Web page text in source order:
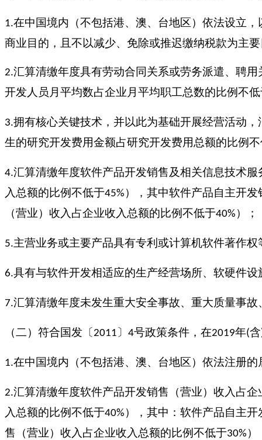
1.在中国境内（不包括港、澳、台地区）依法设立
商业目的，且不以减少、免除或推迟缴纳税款为主
2.汇算清缴年度具有劳动合同关系或劳务派遣、聘
开发人员月平均数占企业月平均职工总数的比例不
3.拥有核心关键技术，并以此为基础开展经营活动
生的研究开发费用金额占研究开发费用总额的比例
4.汇算清缴年度软件产品开发销售及相关信息技术
入总额的比例不低于45% ），其中软件产品自主开
（营业）收入占企业收入总额的比例不低于40% ）；
5.主营业务或主要产品具有专利或计算机软件著作
6.具有与软件开发相适应的生产经营场所、软硬件
7.汇算清缴年度未发生重大安全事故、重大质量事
（二）符合国发〔2011〕 4号政策条件，在2019年(含
1.在中国境内（不包括港、澳、台地区）依法注册的
2.汇算清缴年度软件产品开发销售（营业）收入占
入总额的比例不低于40% ），其中：软件产品自主
售（营业）收入占企业收入总额的比例不低于30% ）